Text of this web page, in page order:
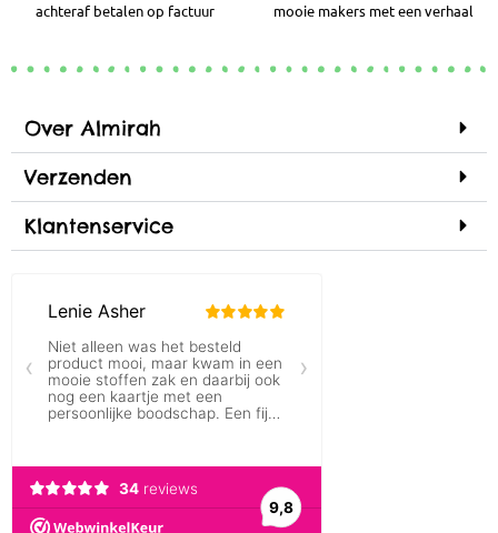
achteraf betalen op factuur mooie makers met een verhaal
Over Almirah
Verzenden
Klantenservice